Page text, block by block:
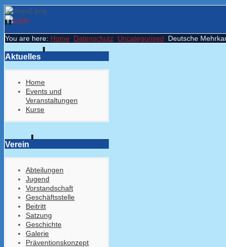
You are here: Home Datenschutz Uncategorised Deutsche
Aktuelles
Home
Events und
Veranstaltungen
Kurse
Verein
Abteilungen
Jugend
Vorstandschaft
Geschäftsstelle
Beitritt
Satzung
Geschichte
Galerie
Präventionskonzept